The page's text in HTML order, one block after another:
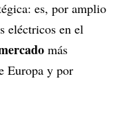
es, por amplio
eléctricos en el
más
Europa y por